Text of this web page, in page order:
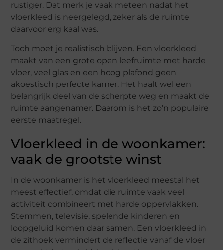
rustiger. Dat merk je vaak meteen nadat het
vloerkleed is neergelegd, zeker als de ruimte
daarvoor erg kaal was.
Toch moet je realistisch blijven. Een vloerkleed
maakt van een grote open leefruimte met harde
vloer, veel glas en een hoog plafond geen
akoestisch perfecte kamer. Het haalt wel een
belangrijk deel van de scherpte weg en maakt de
ruimte aangenamer. Daarom is het zo’n populaire
eerste maatregel.
Vloerkleed in de woonkamer:
vaak de grootste winst
In de woonkamer is het vloerkleed meestal het
meest effectief, omdat die ruimte vaak veel
activiteit combineert met harde oppervlakken.
Stemmen, televisie, spelende kinderen en
loopgeluid komen daar samen. Een vloerkleed in
de zithoek vermindert de reflectie vanaf de vloer